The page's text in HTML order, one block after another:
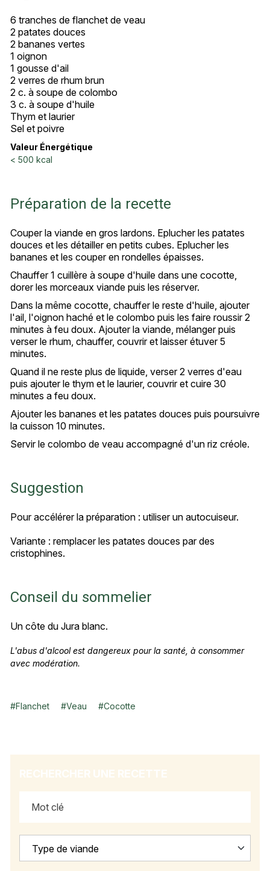
6 tranches de flanchet de veau
2 patates douces
2 bananes vertes
1 oignon
1 gousse d'ail
2 verres de rhum brun
2 c. à soupe de colombo
3 c. à soupe d'huile
Thym et laurier
Sel et poivre
Valeur Énergétique
< 500 kcal
Préparation de la recette
Couper la viande en gros lardons. Eplucher les patates
douces et les détailler en petits cubes. Eplucher les
bananes et les couper en rondelles épaisses.
Chauffer 1 cuillère à soupe d'huile dans une cocotte,
dorer les morceaux viande puis les réserver.
Dans la même cocotte, chauffer le reste d'huile, ajouter
l'ail, l'oignon haché et le colombo puis les faire roussir 2
minutes à feu doux. Ajouter la viande, mélanger puis
verser le rhum, chauffer, couvrir et laisser étuver 5
minutes.
Quand il ne reste plus de liquide, verser 2 verres d'eau
puis ajouter le thym et le laurier, couvrir et cuire 30
minutes a feu doux.
Ajouter les bananes et les patates douces puis poursuivre
la cuisson 10 minutes.
Servir le colombo de veau accompagné d'un riz créole.
Suggestion
Pour accélérer la préparation : utiliser un autocuiseur.
Variante : remplacer les patates douces par des
cristophines.
Conseil du sommelier
Un côte du Jura blanc.
L'abus d'alcool est dangereux pour la santé, à consommer
avec modération.
#Flanchet #Veau #Cocotte
Type de viande